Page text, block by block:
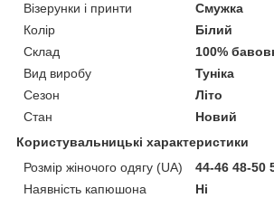
Візерунки і принти
Смужка
Колір
Білий
Склад
100%
Вид виробу
Туніка
Сезон
Літо
Стан
Новий
Користувальницькі характеристики
Розмір жіночого одягу (UA)
44-46 48-50
Наявність капюшона
Ні